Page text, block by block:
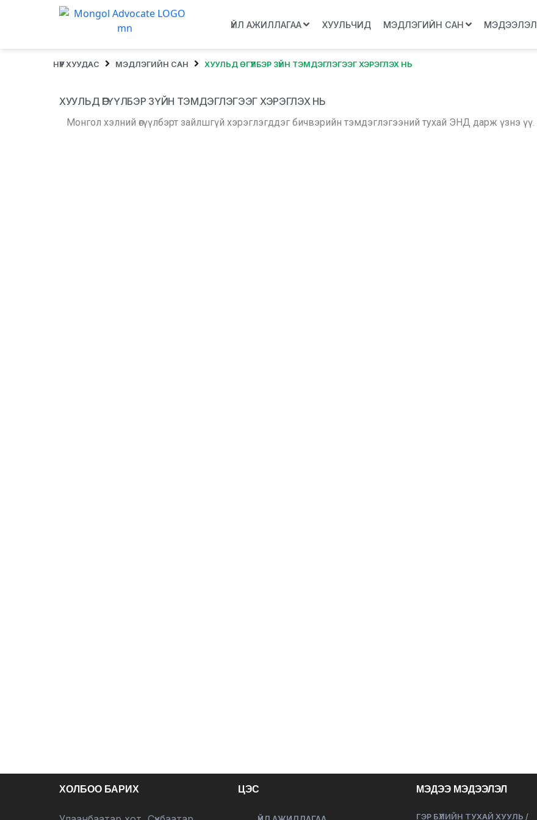
ҮЙЛ АЖИЛЛАГАА ХУУЛЬЧИД МЭДЛЭГИЙН САН МЭДЭЭЛЭЛ
НҮҮР ХУУДАС МЭДЛЭГИЙН САН ХУУЛЬД ӨГҮҮЛБЭР ЗҮЙН ТЭМДЭГЛЭГЭЭГ ХЭРЭГЛЭХ НЬ
ХУУЛЬД ӨГҮҮЛБЭР ЗҮЙН ТЭМДЭГЛЭГЭЭГ ХЭРЭГЛЭХ НЬ
Монгол хэлний өгүүлбэрт зайлшгүй хэрэглэгддэг бичвэрийн тэмдэглэгээний тухай ЭНД дарж үзнэ үү.
ХОЛБОО БАРИХ ЦЭС МЭДЭЭ МЭДЭЭЛЭЛ
ГЭР БҮЛИЙН ТУХАЙ ХУУЛЬ /